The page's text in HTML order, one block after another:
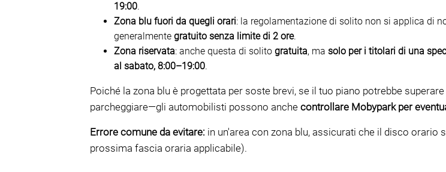
19:00.
Zona blu fuori da quegli orari: la regolamentazione di solito non si applica di
generalmente gratuito senza limite di 2 ore.
Zona riservata: anche questa di solito gratuita, ma solo per i titolari di una
al sabato, 8:00–19:00.
Poiché la zona blu è progettata per soste brevi, se il tuo piano potrebbe
parcheggiare—gli automobilisti possono anche controllare Mobypark per
Errore comune da evitare: in un'area con zona blu, assicurati che il disco
prossima fascia oraria applicabile).